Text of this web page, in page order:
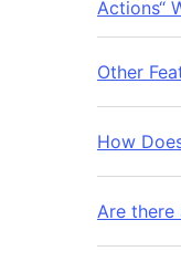
Actions“
Other
How
Are there